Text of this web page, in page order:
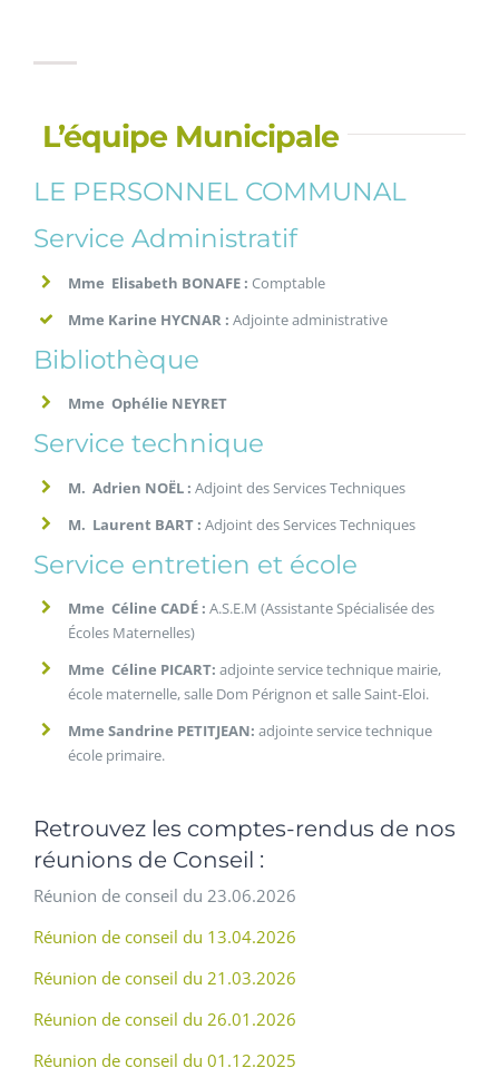
L’équipe Municipale
LE PERSONNEL COMMUNAL
Service Administratif
Mme Elisabeth BONAFE : Comptable
Mme Karine HYCNAR :Adjointe administrative
Bibliothèque
Mme Ophélie NEYRET
Service technique
M. Adrien NOËL : Adjoint des Services Techniques
M. Laurent BART : Adjoint des Services Techniques
Service entretien et école
Mme Céline CADÉ : A.S.E.M (Assistante Spécialisée des
Écoles Maternelles)
Mme Céline PICART: adjointe service technique mairie,
école maternelle, salle Dom Pérignon et salle Saint-Eloi.
Mme Sandrine PETITJEAN:adjointe servicetechnique
école primaire.
Retrouvez les comptes-rendus de nos
réunions de Conseil :
Réunion de conseil du 23.06.2026
Réunion de conseil du 13.04.2026
Réunion de conseil du 21.03.2026
Réunion de conseil du 26.01.2026
Réunion de conseil du 01.12.2025